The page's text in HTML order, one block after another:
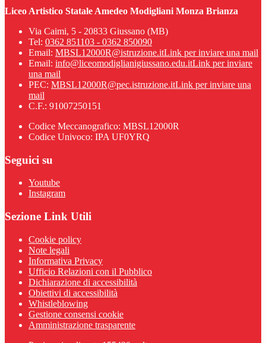
Liceo Artistico Statale Amedeo Modigliani Monza Brianza
Via Caimi, 5 - 20833 Giussano (MB)
Tel: 0362 851103 - 0362 850090
Email: MBSL12000R@istruzione.itLink per inviare una mail
Email: info@liceomodiglianigiussano.edu.itLink per inviare
una mail
PEC: MBSL12000R@pec.istruzione.itLink per inviare una
mail
C.F.: 91007250151
Codice Meccanografico: MBSL12000R
Codice Univoco: IPA UF0YRQ
Seguici su
Youtube
Instagram
Sezione Link Utili
Cookie policy
Note legali
Informativa Privacy
Ufficio Relazioni con il Pubblico
Dichiarazione di accessibilità
Obiettivi di accessibilità
Whistleblowing
Gestione consensi cookie
Amministrazione trasparente